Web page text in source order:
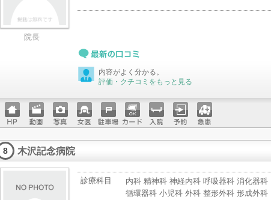
院長
最新の口コミ内容がよく分かる。
評価・クチコミをもっと見る
ホーム
ページ
動画 写真 女医 駐車場クレジ
ットカ
入院 予約 急患
8 木沢記念病院
診療科目
内科 精神科 神経内科 呼吸器科 消化器科
循環器科 小児科 外科 整形外科 形成外科